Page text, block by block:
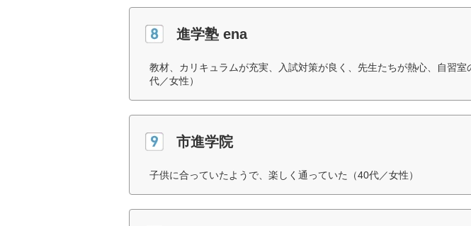
進学塾 ena
教材、カリキュラムが充実、入試対策が良く、先生たちが熱心、自習
代／女性）
市進学院
子供に合っていたようで、楽しく通っていた（40代／女性）